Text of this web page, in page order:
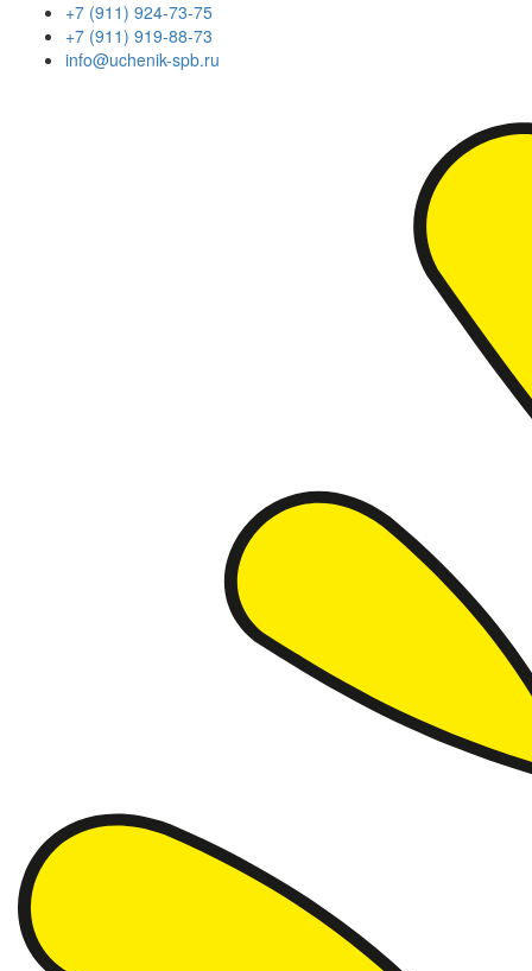
+7 (911) 924-73-75
+7 (911) 919-88-73
info@uchenik-spb.ru